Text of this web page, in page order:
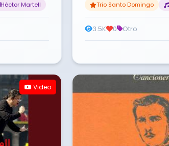
Héctor Martell
Trio Santo Domingo
3.5K 0 Otro
Video